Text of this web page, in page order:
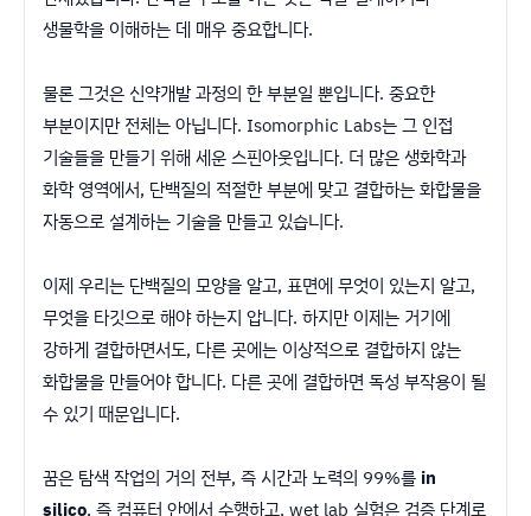
생물학을 이해하는 데 매우 중요합니다.
물론 그것은 신약개발 과정의 한 부분일 뿐입니다. 중요한
부분이지만 전체는 아닙니다. Isomorphic Labs는 그 인접
기술들을 만들기 위해 세운 스핀아웃입니다. 더 많은 생화학과
화학 영역에서, 단백질의 적절한 부분에 맞고 결합하는 화합물을
자동으로 설계하는 기술을 만들고 있습니다.
이제 우리는 단백질의 모양을 알고, 표면에 무엇이 있는지 알고,
무엇을 타깃으로 해야 하는지 압니다. 하지만 이제는 거기에
강하게 결합하면서도, 다른 곳에는 이상적으로 결합하지 않는
화합물을 만들어야 합니다. 다른 곳에 결합하면 독성 부작용이 될
수 있기 때문입니다.
꿈은 탐색 작업의 거의 전부, 즉 시간과 노력의 99%를 in
silico, 즉 컴퓨터 안에서 수행하고, wet lab 실험은 검증 단계로